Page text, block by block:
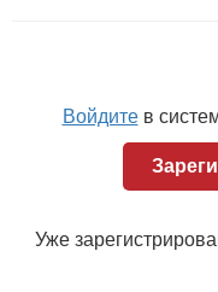
Положением
1. Изменена форма
«собеседование» на
Данное изменение
Войдитев
Уже